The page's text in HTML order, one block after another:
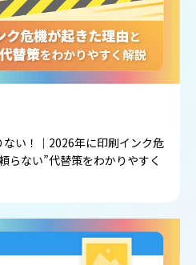
い！｜2026年に印刷インク危
らない”代替策をわかりやすく